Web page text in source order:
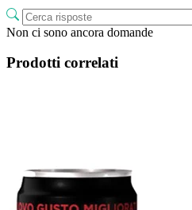
Non ci sono ancora domande
Prodotti correlati